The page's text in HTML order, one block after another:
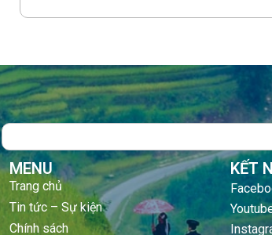
Search
MENU
Trang chủ
Tin tức – Sự kiện
Chính sách
KẾT